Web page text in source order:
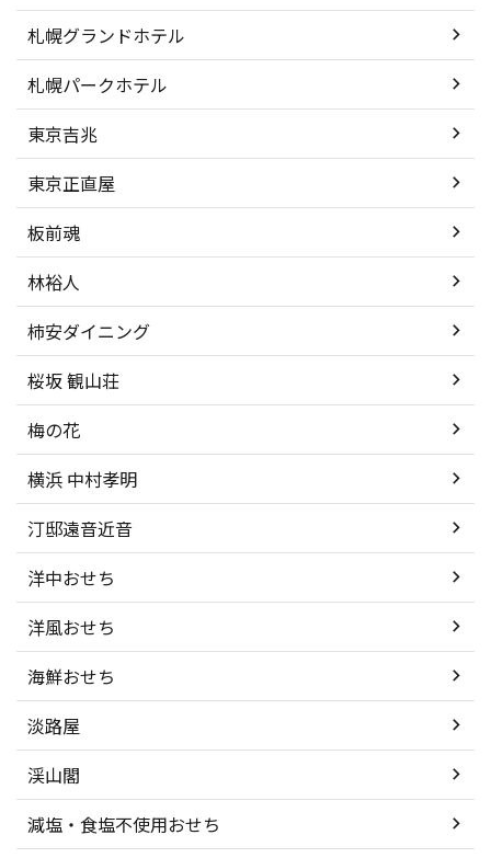
札幌グランドホテル
札幌パークホテル
東京吉兆
東京正直屋
板前魂
林裕人
柿安ダイニング
桜坂 観山荘
梅の花
横浜 中村孝明
汀邸遠音近音
洋中おせち
洋風おせち
海鮮おせち
淡路屋
渓山閣
減塩・食塩不使用おせち